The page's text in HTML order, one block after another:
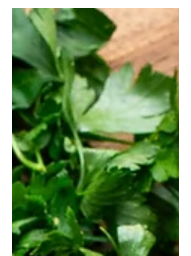
ed il libro The Hog Island Book, oggi
parliamo anche del mare nella
scatoletta. Ed in particolare,
parliamo del tonno in scatola in
questa ricetta che ci porta
direttamente a Nizza e allo street
food provenzale. Anche se la ricetta
tradizionale prevede l'uso del Pain
de campagne, qui viene usata una
baguette che, devo dire, non facilita
la preparazione. Infatti, questo
panino delizioso, é un opera
architetton